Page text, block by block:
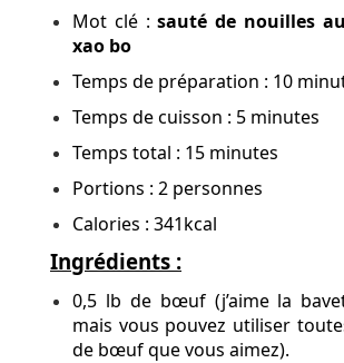
Mot clé :sauté de nouilles
xao bo
Temps de préparation : 10
Temps de cuisson : 5 minutes
Temps total : 15 minutes
Portions : 2 personnes
Calories : 341kcal
Ingrédients :
0,5 lb de bœuf (j’aime la
mais vous pouvez utiliser
de bœuf que vous aimez).